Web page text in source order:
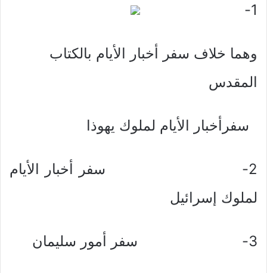
1-
وهما خلاف سفر أخبار الأيام بالكتاب
المقدس
سفرأخبار الأيام لملوك يهوذا
2- سفر أخبار الأيام
لملوك إسرائيل
3- سفر أمور سليمان